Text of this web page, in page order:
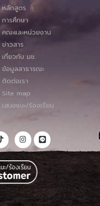
หลักสูตร
การศึกษา
คณะและหน่วยงาน
ข่าวสาร
เกี่ยวกับ มช.
ข้อมูลสาธารณะ
ติดต่อเรา
Site map
เสนอแนะ/ร้องเรียน